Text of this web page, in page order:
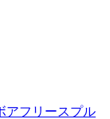
アフリースプル